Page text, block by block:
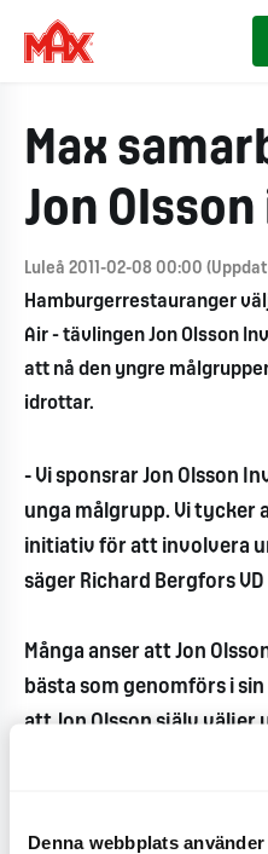
Denna webbplats
Max
Jon Olsson
Luleå 2011-02-08 00:00
Hamburgerrestauranger
Air - tävlingen Jon Olsson
att nå den yngre
idrottar.
- Vi sponsrar Jon Olsson
unga målgrupp. Vi tycker
initiativ för att involvera
säger Richard Bergfors VD
Många anser att Jon
bästa som genomförs i
att Jon Olsson själv väljer
får medverka. Sedan är